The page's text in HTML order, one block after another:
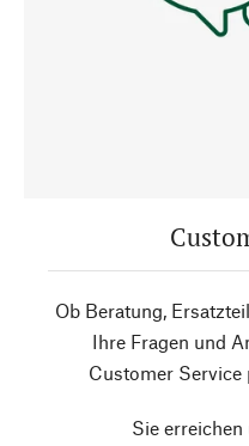
Ob Beratung,
Ihre Fragen und
Customer
Sie